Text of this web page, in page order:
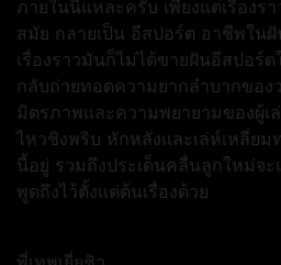
ภายในนี่แหละครับ เพียงแต่เรื่องร
สมัย กลายเป็น อีสปอร์ต อาชีพใน
เรื่องราวมันก็ไม่ได้ขายฝันอีสปอร์
กลับถ่ายทอดความยากลำบากของ
มิตรภาพและความพยายามของผู้เ
ไหวชิงพริบ หักหลังและเล่ห์เหลี่ยม
นี้อยู่ รวมถึงประเด็นคลื่นลูกใหม่จ
พูดถึงไว้ตั้งแต่ต้นเรื่องด้วย